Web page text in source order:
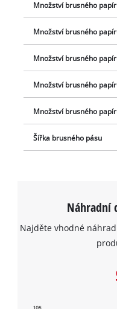
Množství brusného
Množství brusného
Množství brusného
Množství brusného
Množství brusného
Šířka brusného pásu
Náhradní
Najděte vhodné